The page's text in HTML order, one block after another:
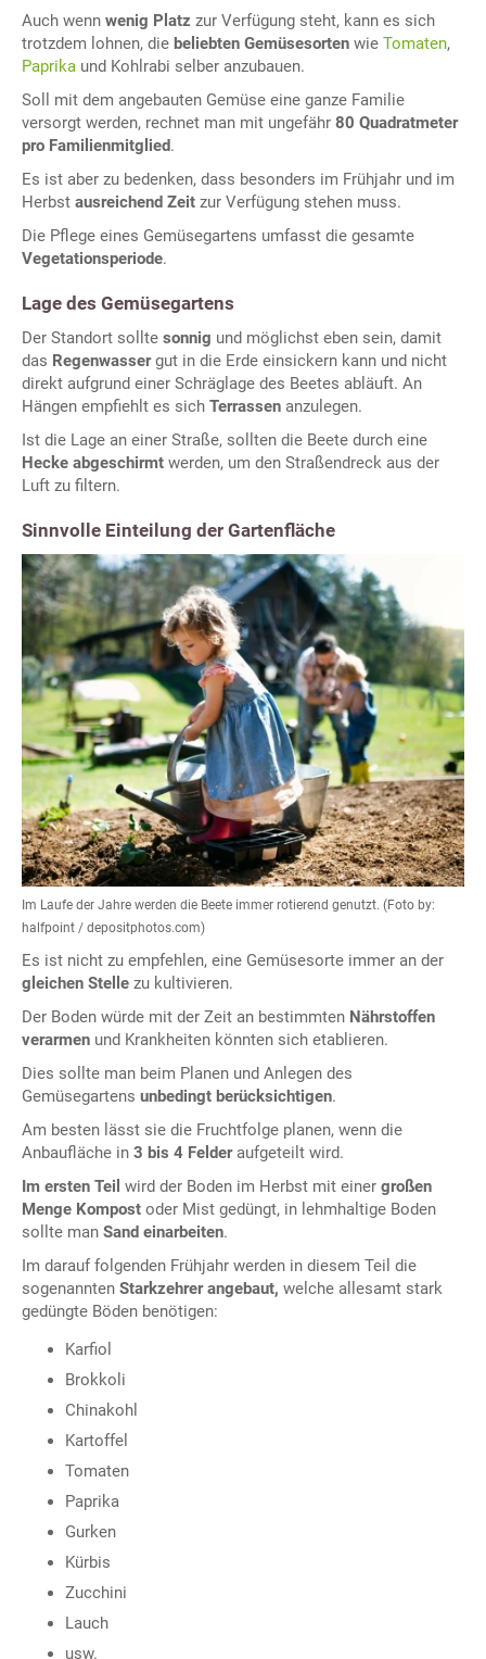
Auch wenn wenig Platz zur Verfügung steht, kann es sich
trotzdem lohnen, die beliebten Gemüsesorten wie Tomaten,
Paprika und Kohlrabi selber anzubauen.
Soll mit dem angebauten Gemüse eine ganze Familie
versorgt werden, rechnet man mit ungefähr 80 Quadratmeter
pro Familienmitglied.
Es ist aber zu bedenken, dass besonders im Frühjahr und im
Herbst ausreichend Zeit zur Verfügung stehen muss.
Die Pflege eines Gemüsegartens umfasst die gesamte
Vegetationsperiode.
Lage des Gemüsegartens
Der Standort sollte sonnig und möglichst eben sein, damit
das Regenwassergut in die Erde einsickern kann und nicht
direkt aufgrund einer Schräglage des Beetes abläuft. An
Hängen empfiehlt es sich Terrassen anzulegen.
Ist die Lage an einer Straße, sollten die Beete durch eine
Hecke abgeschirmt werden, um den Straßendreck aus der
Luft zu filtern.
Sinnvolle Einteilung der Gartenfläche
Im Laufe der Jahre werden die Beete immer rotierend genutzt. (Foto by:
halfpoint / depositphotos.com)
Es ist nicht zu empfehlen, eine Gemüsesorte immer an der
gleichen Stelle zu kultivieren.
Der Boden würde mit der Zeit an bestimmten Nährstoffen
verarmen und Krankheiten könnten sich etablieren.
Dies sollte man beim Planen und Anlegen des
Gemüsegartens unbedingt berücksichtigen.
Am besten lässt sie die Fruchtfolge planen, wenn die
Anbaufläche in 3 bis 4 Felderaufgeteilt wird.
Im ersten Teil wird der Boden im Herbst mit einer großen
Menge Kompost oder Mist gedüngt, in lehmhaltige Boden
sollte man Sand einarbeiten.
Im darauf folgenden Frühjahr werden in diesem Teil die
sogenannten Starkzehrer angebaut, welche allesamt stark
gedüngte Böden benötigen:
Karfiol
Brokkoli
Chinakohl
Kartoffel
Tomaten
Paprika
Gurken
Kürbis
Zucchini
Lauch
usw.